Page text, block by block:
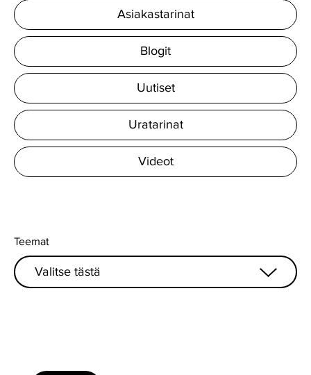
Asiakastarinat
Blogit
Uutiset
Uratarinat
Videot
Teemat
Valitse tästä